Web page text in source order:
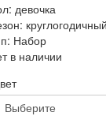
: девочка
:
: Набор
в наличии